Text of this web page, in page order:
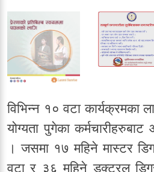
विभिन्न १० वटा कार्यक्रमका
योग्यता पुगेका
। जसमा १७ महिने मास्टर
वटा र ३६ महिने डक्टरल